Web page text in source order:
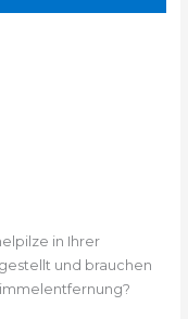
in Ihrer
und brauchen